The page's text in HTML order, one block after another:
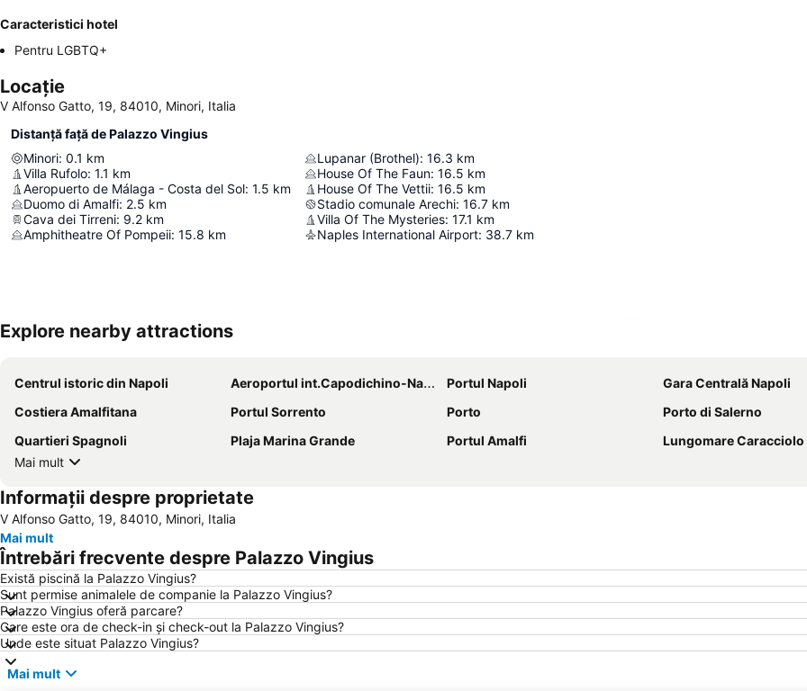
Caracteristici hotel
Pentru LGBTQ+
Locație
V Alfonso Gatto, 19, 84010, Minori, Italia
Distanță față de Palazzo Vingius
Minori: 0.1 km
Villa Rufolo: 1.1 km
Aeropuerto de Málaga - Costa del Sol: 1.5 km
Duomo di Amalfi: 2.5 km
Cava dei Tirreni: 9.2 km
Amphitheatre Of Pompeii: 15.8 km
Lupanar (Brothel): 16.3 km
House Of The Faun: 16.5 km
House Of The Vettii: 16.5 km
Stadio comunale Arechi: 16.7 km
Villa Of The Mysteries: 17.1 km
Naples International Airport: 38.7 km
Explore nearby attractions
Centrul istoric din Napoli Aeroportul int.Capodichino-Napoli Portul Napoli
Gara Centrală Napoli
Costiera Amalfitana
Portul Sorrento Porto
Porto di Salerno
Quartieri Spagnoli
Plaja Marina Grande Portul Amalfi
Lungomare Caracciolo
Mai mult
Informații despre proprietate
V Alfonso Gatto, 19, 84010, Minori, Italia
Mai mult
Întrebări frecvente despre Palazzo Vingius
Există piscină la Palazzo Vingius?
Sunt permise animalele de companie la Palazzo Vingius?
Palazzo Vingius oferă parcare?
Care este ora de check-in și check-out la Palazzo Vingius?
Unde este situat Palazzo Vingius?
Mai mult